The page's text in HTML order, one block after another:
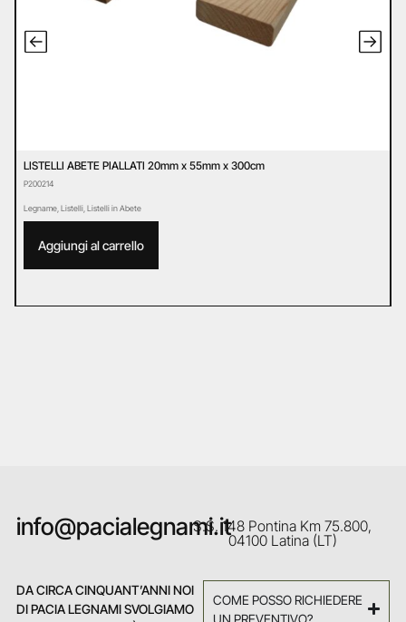
LISTELLI ABETE PIALLATI 20mm x 55mm x 300cm
P200214
Legname Listelli Listelli in Abete
Aggiungi al carrello
info@pacialegnami.itS.S. 148 Pontina Km 75.800,
04100 Latina (LT)
DA CIRCA CINQUANT’ANNI NOI
DI PACIA LEGNAMI SVOLGIAMO
COME POSSO RICHIEDERE
UN PREVENTIVO?